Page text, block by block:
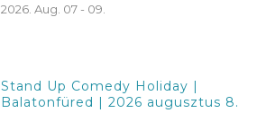
2026. Aug. 07 - 09.
Stand Up Comedy Holiday |
Balatonfüred | 2026 augusztus 8.